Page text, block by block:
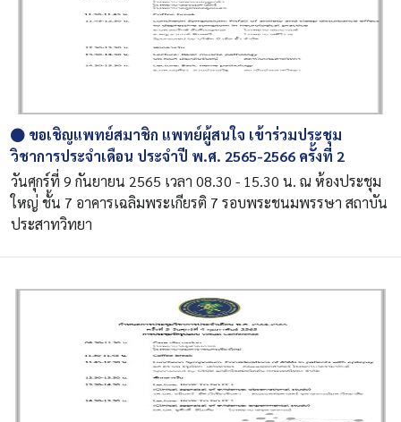
ขอเชิญแพทย์สมาชิก แพทย์ผู้สนใจ เข้าร่วมประชุม
วิชาการประจำเดือน ประจำปี พ.ศ. 2565-2566 ครั้งที่ 2
วันศุกร์ที่ 9 กันยายน 2565 เวลา 08.30 - 15.30 น. ณ ห้องประชุม
ใหญ่ ชั้น 7 อาคารเฉลิมพระเกียรติ 7 รอบพระชนมพรรษา สถาบัน
ประสาทวิทยา